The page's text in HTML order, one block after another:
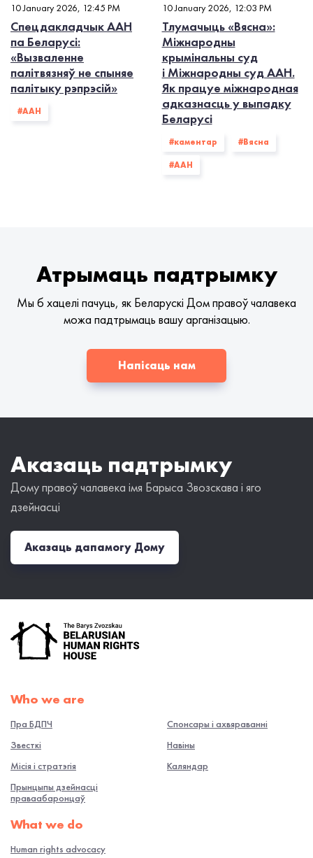
10 January 2026, 12:45 PM
Спецдакладчык ААН
па Беларусі:
«Вызваленне
палітвязняў не спыняе
палітыку рэпрэсій»
#ААН
10 January 2026, 12:03 PM
Тлумачыць «Вясна»:
Міжнародны
крымінальны суд
і Міжнародны суд ААН.
Як працуе міжнародная
адказнасць у выпадку
Беларусі
#каментар #Вясна
#ААН
Атрымаць падтрымку
Мы б хацелі пачуць, як Беларускі Дом правоў чалавека
можа падтрымаць вашу арганізацыю.
Напісаць нам
Аказаць падтрымку
Дому правоў чалавека імя Барыса Звозскава і яго
дзейнасці
Аказаць дапамогу Дому
Who we are
Пра БДПЧ
Звесткі
Місія і стратэгія
Прынцыпы дзейнасці
праваабаронцаў
Спонсары і ахвяраванні
Навiны
Каляндар
What we do
Human rights advocacy